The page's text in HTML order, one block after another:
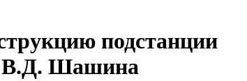
подстанции
В.Д. Шашина